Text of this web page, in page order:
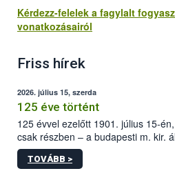
Kérdezz-felelek a fagylalt
vonatkozásairól
Friss hírek
2026. július 15, szerda
125 éve történt
125 évvel ezelőtt 1901. július 15-
csak részben – a budapesti m. kir.
állomás a Kis Rókus utca 15. szám
tervezett új épületébe.
TOVÁBB >